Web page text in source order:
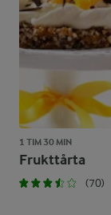
1 TIM 30 MIN
Frukttårta
(70)